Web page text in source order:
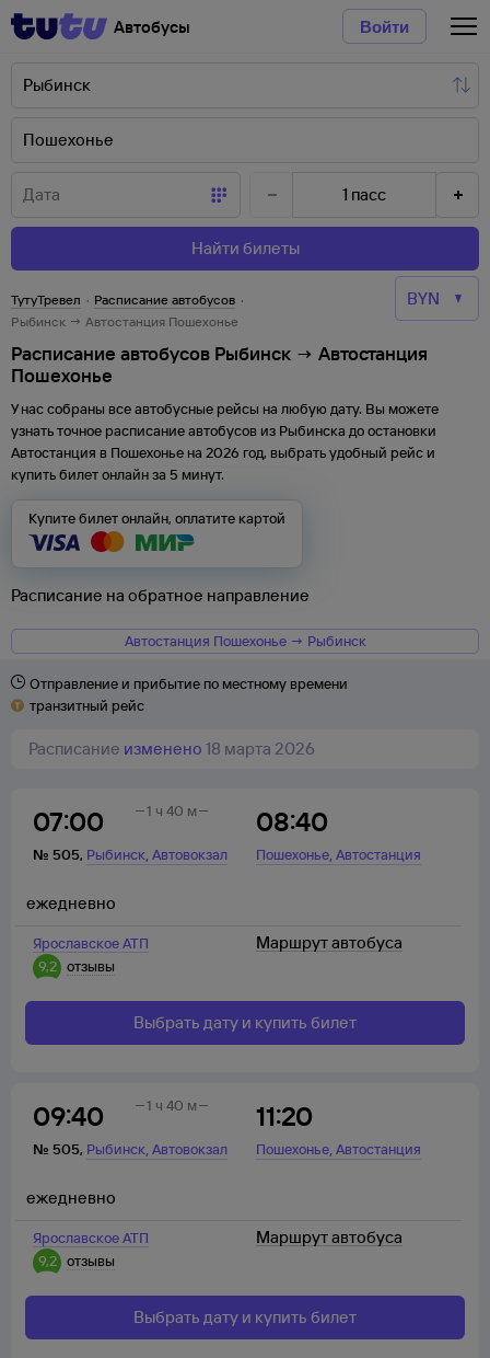
Автобусы Войти
1 пасс
Найти билеты
ТутуТревел · Расписание автобусов ·
Рыбинск → Автостанция Пошехонье
Расписание автобусов Рыбинск → Автостанция
Пошехонье
У нас собраны все автобусные рейсы на любую дату. Вы можете
узнать точное расписание автобусов из Рыбинска доостановки
Автостанция в Пошехонье на 2026 год, выбрать удобный рейс и
купить билет онлайн за 5 минут.
Купите билет онлайн, оплатите картой
Расписание на обратное направление
Автостанция Пошехонье → Рыбинск
Отправление и прибытие по местному времени
транзитный рейс
Расписание изменено 18 марта 2026
07:00
№ 505, Рыбинск,Автовокзал
08:40
Пошехонье,Автостанция
1 ч 40 м
Ярославское АТП
9,2 отзывы
ежедневно
Маршрут автобуса
Выбрать дату и купить билет
09:40
№ 505, Рыбинск,Автовокзал
11:20
Пошехонье,Автостанция
1 ч 40 м
Ярославское АТП
9,2 отзывы
ежедневно
Маршрут автобуса
Выбрать дату и купить билет